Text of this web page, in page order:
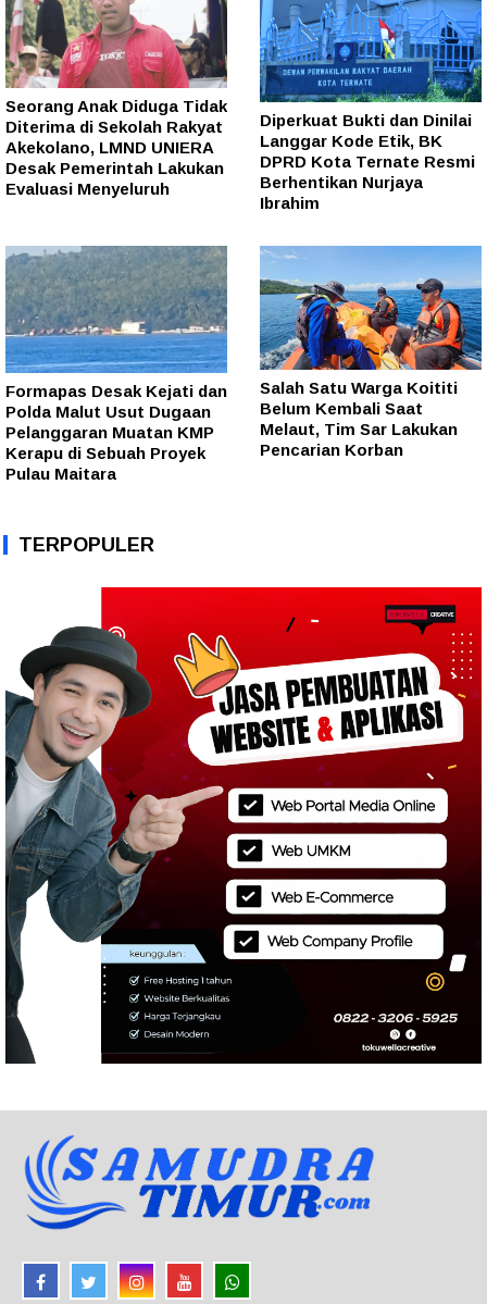
Seorang Anak Diduga Tidak
Diterima di Sekolah Rakyat
Akekolano, LMND UNIERA
Desak Pemerintah Lakukan
Evaluasi Menyeluruh
Diperkuat Bukti dan Dinilai
Langgar Kode Etik, BK
DPRD Kota Ternate Resmi
Berhentikan Nurjaya
Ibrahim
Formapas Desak Kejati dan
Polda Malut Usut Dugaan
Pelanggaran Muatan KMP
Kerapu di Sebuah Proyek
Pulau Maitara
Salah Satu Warga Koititi
Belum Kembali Saat
Melaut, Tim Sar Lakukan
Pencarian Korban
TERPOPULER